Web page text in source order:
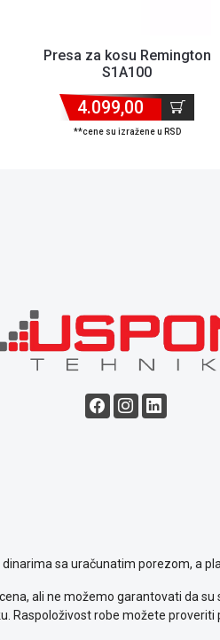
Presa za kosu Remington
S1A100
4.099,00
**cene su izražene u RSD
sa uračunatim porezom, a
ali ne možemo garantovati da
Raspoloživost robe možete